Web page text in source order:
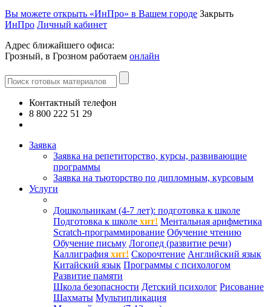
Вы можете открыть «ИнПро» в Вашем городе Закрыть
ИнПро Личный кабинет
Адрес ближайшего офиса:
Грозный, в Грозном работаем онлайн
Контактный телефон
8 800 222 51 29
Заявка
Заявка на репетиторство, курсы, развивающие
программы
Заявка на тьюторство по дипломным, курсовым
Услуги
Дошкольникам (4-7 лет): подготовка к школе
Подготовка к школе хит! Ментальная арифметика
Scratch-программирование Обучение чтению
Обучение письму Логопед (развитие речи)
Каллиграфия хит! Скорочтение Английский язык
Китайский язык Программы с психологом
Развитие памяти
Школа безопасности Детский психолог Рисование
Шахматы Мультипликация